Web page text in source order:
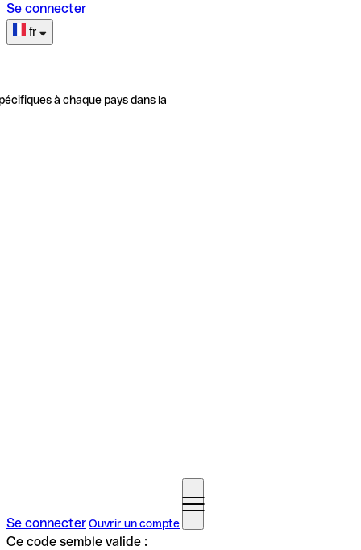
Se connecter
fr
à chaque pays dans la
Se connecterOuvrir un compte
Ce code semble valide :